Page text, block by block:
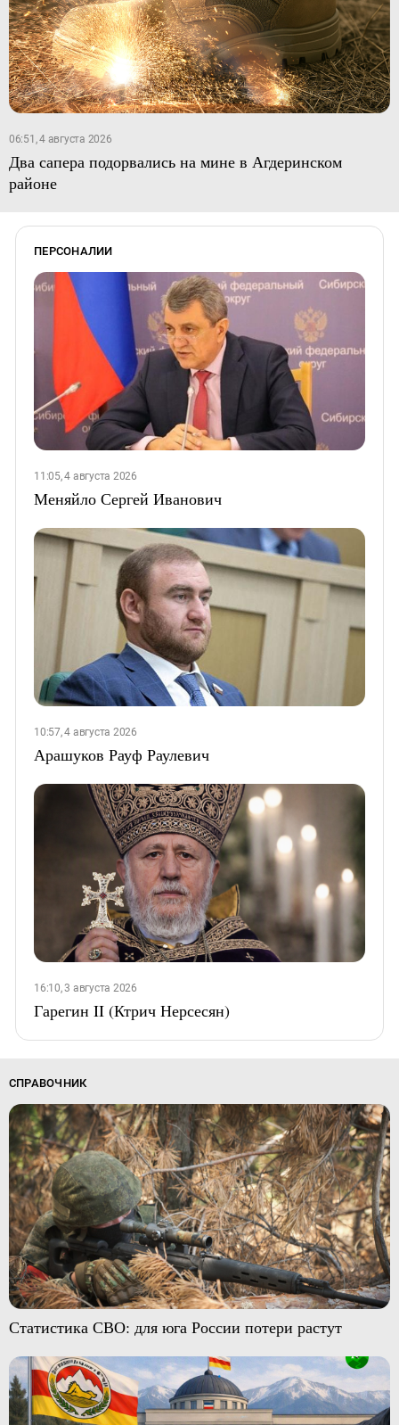
06:51, 4 августа 2026
Два сапера подорвались на мине в Агдеринском
районе
ПЕРСОНАЛИИ
11:05, 4 августа 2026
Меняйло Сергей Иванович
10:57, 4 августа 2026
Арашуков Рауф Раулевич
16:10, 3 августа 2026
Гарегин II (Ктрич Нерсесян)
СПРАВОЧНИК
Статистика СВО: для юга России потери растут